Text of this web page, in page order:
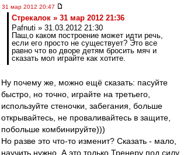
31 мар 2012 20:47
Стрекалок » 31 мар 2012 21:36
Pafnuti » 31.03.2012 21:30
Паш,о каком построение может идти речь,
если его просто не существует? Это все
равно что во дворе детям бросить мяч и
сказать мол играйте как хотите.
Ну почему же, можно ещё сказать: пасуйте
быстро, но точно, играйте на третьего,
используйте стеночки, забегания, больше
открывайтесь, не проваливайтесь в защите,
побольше комбинируйте)))
Но разве это что-то изменит? Сказать - мало,
научить нужно. А это только Тренеру под силу.